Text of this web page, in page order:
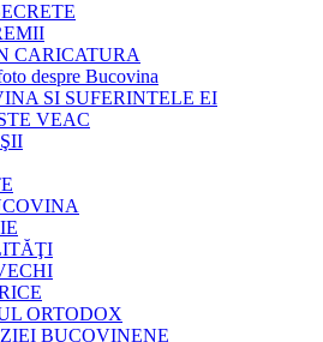
CARICATURA
despre Bucovina
SI SUFERINTELE EI
VEAC
ORTODOX
BUCOVINENE